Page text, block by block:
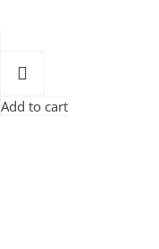
Add to cart